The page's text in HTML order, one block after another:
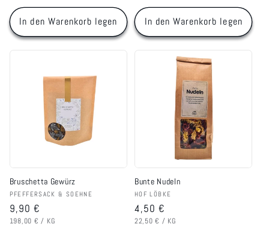
In den Warenkorb legen In den Warenkorb legen
Bruschetta Gewürz
Anbieter:
PFEFFERSACK & SOEHNE
Normaler
Preis
9,90 €
GRUNDPREIS
198,00 € / PRO
KG
Bunte Nudeln
Anbieter:
HOF LÖBKE
Normaler
Preis
4,50 €
GRUNDPREIS
22,50 € / PRO
KG